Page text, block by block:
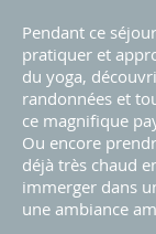
Pendant ce
pratiquer et
du yoga,
randonnées et
ce magnifique
Ou encore
déjà très chaud
immerger dans
une ambiance